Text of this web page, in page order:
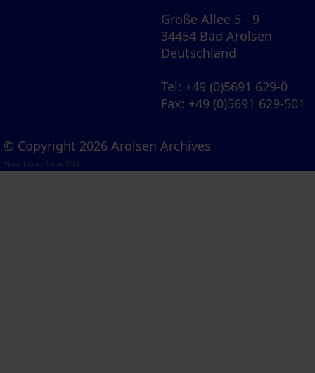
Große Allee 5 - 9
34454 Bad Arolsen
Deutschland
Tel: +49 (0)5691 629-0
Fax: +49 (0)5691 629-501
© Copyright 2026 Arolsen Archives
Visual Library Server 2026